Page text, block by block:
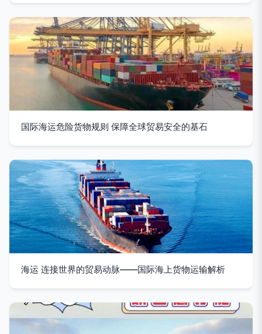
国际海运危险货物规则 保障全球贸易安全的基石
海运 连接世界的贸易动脉——国际海上货物运输解析